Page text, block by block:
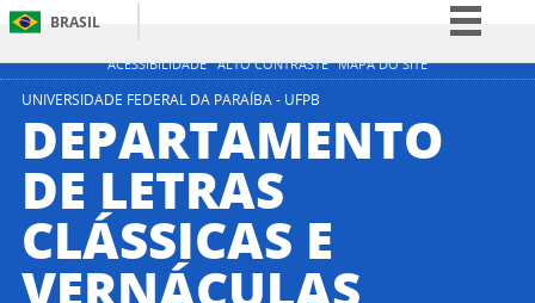
ACESSIBILIDADE ALTO CONTRASTE MAPA DO SITE
BRASIL
Simplifique!
Participe
UNIVERSIDADE FEDERAL DA PARAÍBA - UFPB
DEPARTAMENTO
DE LETRAS
CLÁSSICAS E